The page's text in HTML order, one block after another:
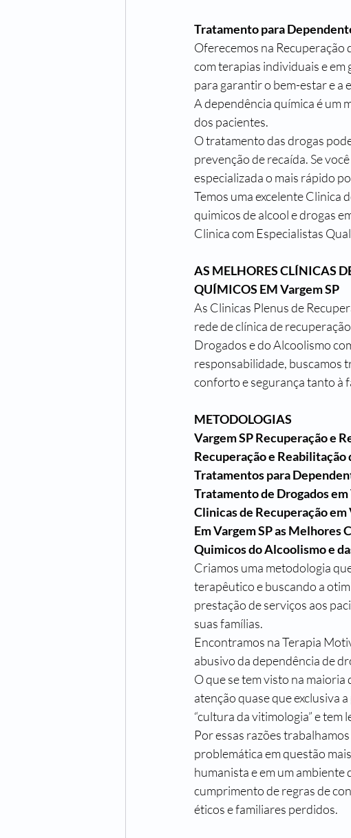
Tratamento para
Oferecemos na
com terapias individuais e
para garantir o bem-estar e a
A dependência química é um
dos pacientes.
O tratamento das drogas
prevenção de recaída. Se
especializada o mais rápido
Temos uma excelente Clinica
quimicos de alcool e drogas
Clinica com Especialistas
AS MELHORES CLÍNICAS
QUÍMICOS EM Vargem SP
As Clinicas Plenus de
rede de clínica de
Drogados e do Alcoolismo
responsabilidade, buscamos
conforto e segurança tanto à
METODOLOGIAS
Vargem SP Recuperação e
Recuperação e Reabilitação
Tratamentos para
Tratamento de Drogados em
Clinicas de Recuperação em
Em Vargem SP as Melhores
Quimicos do Alcoolismo e
Criamos uma metodologia
terapêutico e buscando a
prestação de serviços aos
suas famílias.
Encontramos na Terapia
abusivo da dependência de
O que se tem visto na
atenção quase que exclusiva
“cultura da vitimologia” e tem
Por essas razões
problemática em questão
humanista e em um ambiente
cumprimento de regras de
éticos e familiares perdidos.